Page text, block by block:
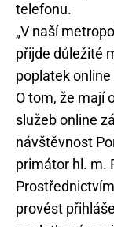
telefonu.
„V naší
přijde důležité
poplatek
O tom, že mají
služeb online
návštěvnost
primátor hl. m.
provést